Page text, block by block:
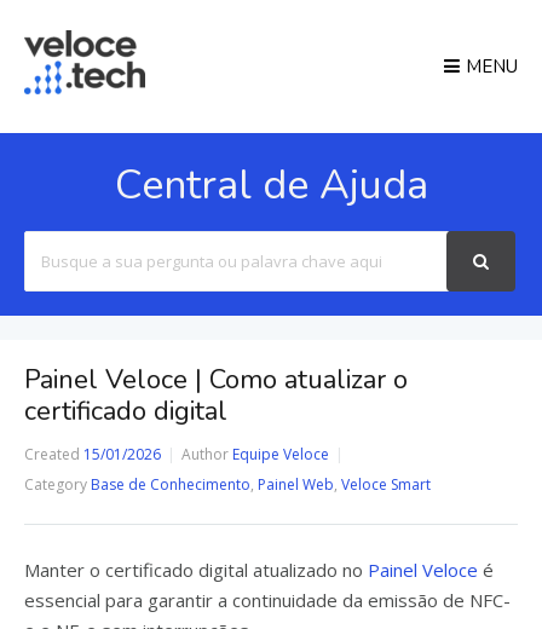
MENU
Central de Ajuda
For
Painel Veloce | Como atualizar o
certificado digital
Created 15/01/2026 Author Equipe Veloce
Category Base de Conhecimento, Painel Web, Veloce Smart
Manter o certificado digital atualizado no Painel Veloce é
essencial para garantir a continuidade da emissão de NFC-